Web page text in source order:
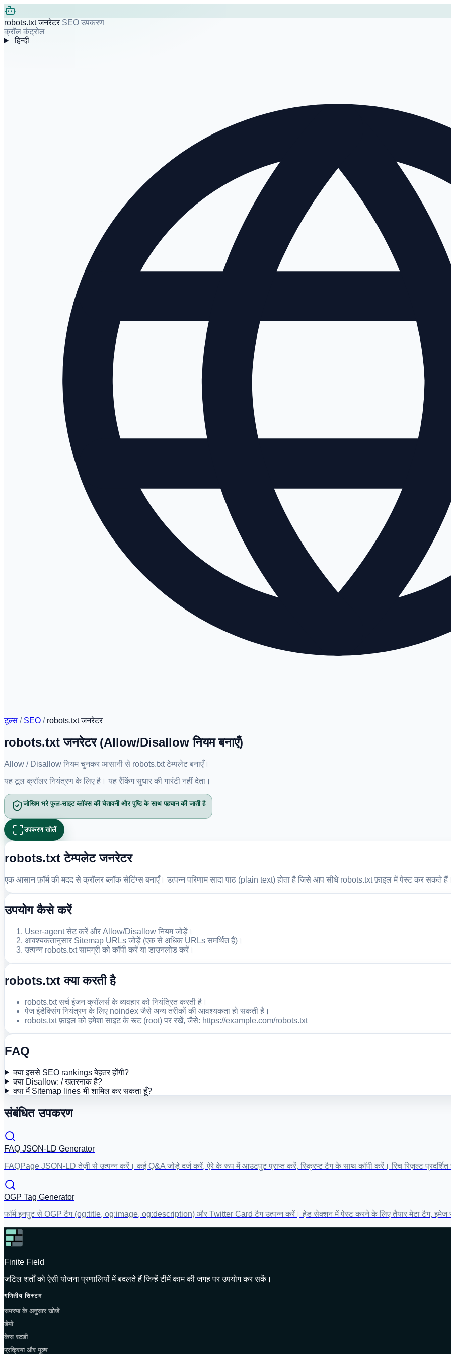
robots.txt जनरेटर SEO उपकरण
क्रॉल कंट्रोल
हिन्दी
टूल्स / SEO / robots.txt जनरेटर
robots.txt जनरेटर (Allow/Disallow नियम बनाएँ)
Allow / Disallow नियम चुनकर आसानी से robots.txt टेम्पलेट बनाएँ।
यह टूल क्रॉलर नियंत्रण के लिए है। यह रैंकिंग सुधार की गारंटी नहीं देता।
जोखिम भरे फुल-साइट ब्लॉक्स की चेतावनी और पुष्टि के साथ पहचान की जाती है
उपकरण खोलें
robots.txt टेम्पलेट जनरेटर
एक आसान फ़ॉर्म की मदद से क्रॉलर ब्लॉक सेटिंग्स बनाएँ। उत्पन्न परिणाम सादा पाठ (plain text) होता है जिसे आप सीधे robots.txt फ़ाइल में पेस्ट कर सकते
उपयोग कैसे करें
User-agent सेट करें और Allow/Disallow नियम जोड़ें।
आवश्यकतानुसार Sitemap URLs जोड़ें (एक से अधिक URLs समर्थित हैं)।
उत्पन्न robots.txt सामग्री को कॉपी करें या डाउनलोड करें।
robots.txt क्या करती है
robots.txt सर्च इंजन क्रॉलर्स के व्यवहार को नियंत्रित करती है।
पेज इंडेक्सिंग नियंत्रण के लिए noindex जैसे अन्य तरीकों की आवश्यकता हो सकती है।
robots.txt फ़ाइल को हमेशा साइट के रूट (root) पर रखें, जैसे: https://example.com/robots.txt
FAQ
क्या इससे SEO rankings बेहतर होंगी?
क्या Disallow: / खतरनाक है?
क्या मैं Sitemap lines भी शामिल कर सकता हूँ?
संबंधित उपकरण
FAQ JSON-LD Generator
FAQPage JSON-LD तेज़ी से उत्पन्न करें। कई Q&A जोड़े दर्ज करें, ऐरे के रूप में आउटपुट प्राप्त करें, स्क्रिप्ट टैग के साथ कॉपी करें। रिच रिज़ल्ट प्रदर्शित
OGP Tag Generator
फॉर्म इनपुट से OGP टैग (og:title, og:image, og:description) और Twitter Card टैग उत्पन्न करें। हेड सेक्शन में पेस्ट करने के लिए तैयार मेटा टैग,
Finite Field
जटिल शर्तों को ऐसी योजना प्रणालियों में बदलते हैं जिन्हें टीमें काम की जगह पर उपयोग कर सकें।
गणितीय सिस्टम
समस्या के अनुसार खोजें
डेमो
केस स्टडी
प्रक्रिया और मूल्य